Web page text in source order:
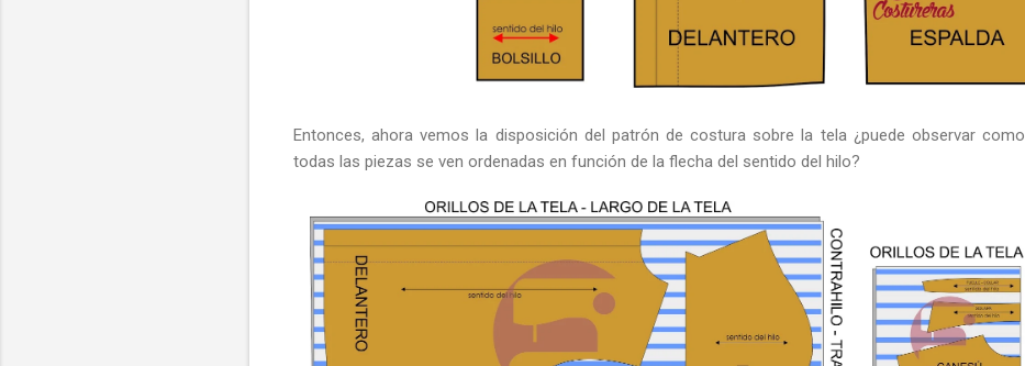
Entonces, ahora vemos la disposición del patrón de costura sobre la tela ¿puede observar como
todas las piezas se ven ordenadas en función de la flecha del sentido del hilo?